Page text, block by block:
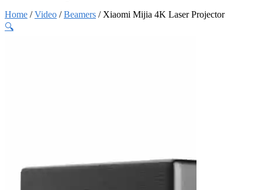
Home /Video /Beamers / Xiaomi Mijia 4K Laser Projector
🔍